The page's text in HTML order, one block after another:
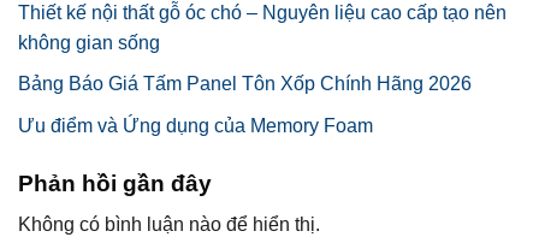
Thiết kế nội thất gỗ óc chó – Nguyên liệu cao cấp tạo nên
không gian sống
Bảng Báo Giá Tấm Panel Tôn Xốp Chính Hãng 2026
Ưu điểm và Ứng dụng của Memory Foam
Phản hồi gần đây
Không có bình luận nào để hiển thị.